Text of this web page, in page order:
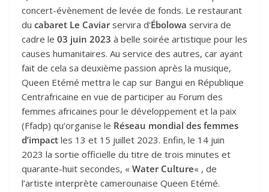
concert-évènement de levée de fonds. Le restaurant
du cabaret Le Caviarservira d’Ébolowa servira de
cadre le 03 juin 2023 à belle soirée artistique pour les
causes humanitaires. Au service des autres, car ayant
fait de cela sa deuxième passion après la musique,
Queen Etémé mettra le cap sur Bangui en République
Centrafricaine en vue de participer au Forum des
femmes africaines pour le développement et la paix
(Ffadp) qu’organise le Réseau mondial des femmes
d’impact les 13 et 15 juillet 2023. Enfin, le 14 juin
2023 la sortie officielle du titre de trois minutes et
quarante-huit secondes, « Water Culture« , de
l’artiste interprète camerounaise Queen Etémé.